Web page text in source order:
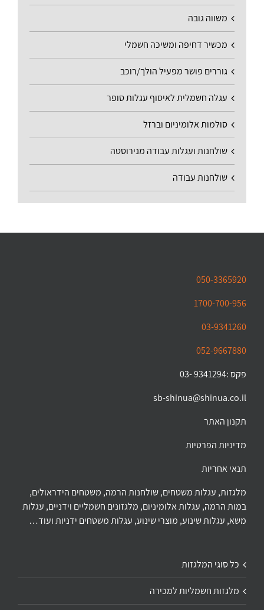
משווה גובה
מכשיר דחיפה ומשיכה חשמלי
גוררים פושר מפעיל הולך/רוכב
עגלה חשמלית לאיסוף עגלות סופר
סולמות אלומיניום וברזל
שולחנות ועגלות עבודה מנירוסטה
שולחנות עבודה
050-3365920
1700-700-956
03-9341260
052-9667880
פקס :9341294 -03
sb-shinua@shinua.co.il
תקנון האתר
מדיניות הפרטיות
תנאי אחריות
מלגזות, עגלות משטחים, שולחנות הרמה, משטחים הידראולים,
במות הרמה, עגלות אלומיניום, מלגזונים חשמליים וידניים, עגלות
משא, עגלות שינוע, מוצרי שינוע, עגלות משטחים ידניות ועוד…
כל סוגי המלגזות
מלגזות חשמליות למכירה